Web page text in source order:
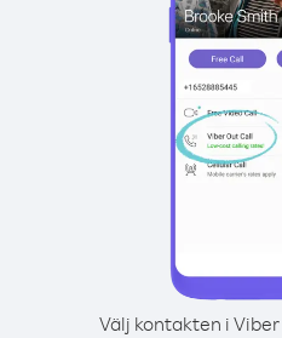
Välj kontakten i